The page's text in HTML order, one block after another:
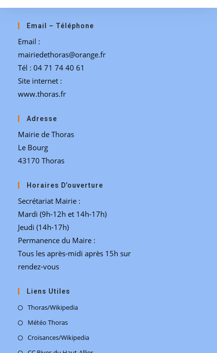
Email – Téléphone
Email :
mairiedethoras@orange.fr
Tél : 04 71 74 40 61
Site internet :
www.thoras.fr
Adresse
Mairie de Thoras
Le Bourg
43170 Thoras
Horaires D’ouverture
Secrétariat Mairie :
Mardi (9h-12h et 14h-17h)
Jeudi (14h-17h)
Permanence du Maire :
Tous les après-midi après 15h sur
rendez-vous
Liens Utiles
Thoras/WikipediaS’ouvre
nouvel
Météo ThorasS’ouvre
dans
Croisances/WikipediaS’ouvre